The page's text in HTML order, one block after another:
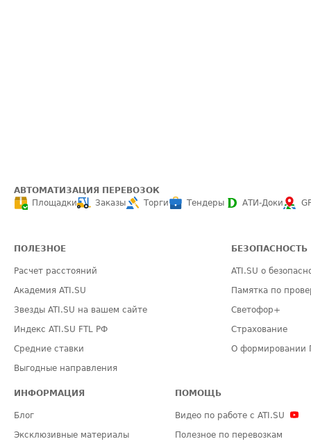
АВТОМАТИЗАЦИЯ ПЕРЕВОЗОК
Площадки
Заказы Торги Тендеры АТИ-Доки
ПОЛЕЗНОЕ
Расчет расстояний
Академия ATI.SU
Звезды ATI.SU на вашем сайте
Индекс ATI.SU FTL РФ
Средние ставки
Выгодные направления
БЕЗОПАСНОСТЬ
ATI.SU о
Памятка по
Светофор+
Страхование
О формировании
ИНФОРМАЦИЯ
Блог
Эксклюзивные материалы
ПОМОЩЬ
Видео по работе с ATI.SU
Полезное по перевозкам